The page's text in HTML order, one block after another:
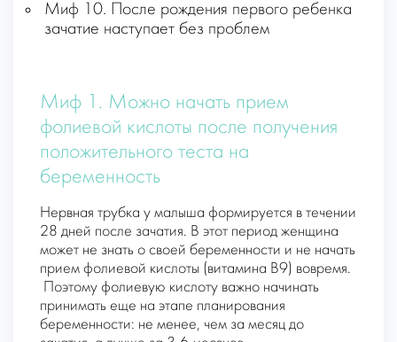
Миф 10. После рождения первого ребенка
зачатие наступает без проблем
Миф 1. Можно начать прием
фолиевой кислоты после получения
положительного теста на
беременность
Нервная трубка у малыша формируется в течении
28 дней после зачатия. В этот период женщина
может не знать о своей беременности и не начать
прием фолиевой кислоты (витамина В9) вовремя.
Поэтому фолиевую кислоту важно начинать
принимать еще на этапе планирования
беременности: не менее, чем за месяц до